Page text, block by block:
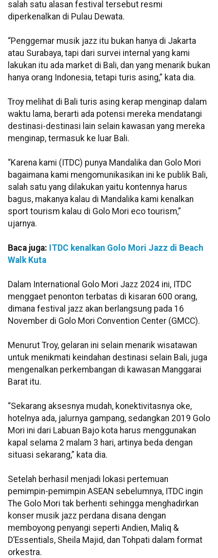
salah satu alasan festival tersebut resmi
diperkenalkan di Pulau Dewata.
“Penggemar musik jazz itu bukan hanya di Jakarta
atau Surabaya, tapi dari survei internal yang kami
lakukan itu ada market di Bali, dan yang menarik bukan
hanya orang Indonesia, tetapi turis asing,” kata dia.
Troy melihat di Bali turis asing kerap menginap dalam
waktu lama, berarti ada potensi mereka mendatangi
destinasi-destinasi lain selain kawasan yang mereka
menginap, termasuk ke luar Bali.
“Karena kami (ITDC) punya Mandalika dan Golo Mori
bagaimana kami mengomunikasikan ini ke publik Bali,
salah satu yang dilakukan yaitu kontennya harus
bagus, makanya kalau di Mandalika kami kenalkan
sport tourism kalau di Golo Mori eco tourism,”
ujarnya.
Baca juga: ITDC kenalkan Golo Mori Jazz di Beach
Walk Kuta
Dalam International Golo Mori Jazz 2024 ini, ITDC
menggaet penonton terbatas di kisaran 600 orang,
dimana festival jazz akan berlangsung pada 16
November di Golo Mori Convention Center (GMCC).
Menurut Troy, gelaran ini selain menarik wisatawan
untuk menikmati keindahan destinasi selain Bali, juga
mengenalkan perkembangan di kawasan Manggarai
Barat itu.
“Sekarang aksesnya mudah, konektivitasnya oke,
hotelnya ada, jalurnya gampang, sedangkan 2019 Golo
Mori ini dari Labuan Bajo kota harus menggunakan
kapal selama 2 malam 3 hari, artinya beda dengan
situasi sekarang,” kata dia.
Setelah berhasil menjadi lokasi pertemuan
pemimpin-pemimpin ASEAN sebelumnya, ITDC ingin
The Golo Mori tak berhenti sehingga menghadirkan
konser musik jazz perdana disana dengan
memboyong penyangi seperti Andien, Maliq &
D’Essentials, Sheila Majid, dan Tohpati dalam format
orkestra.